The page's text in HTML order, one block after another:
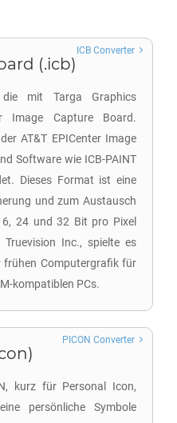
(.icb)
die mit Targa Graphics
Capture Board.
AT&T EPICenter Image
Software wie ICB-PAINT
Dieses Format ist eine
und zum Austausch
24 und 32 Bit pro Pixel
Inc., spielte es
frühen Computergrafik für
kompatiblen PCs.
ICB Converter
kurz für Personal Icon,
persönliche Symbole
PICON Converter